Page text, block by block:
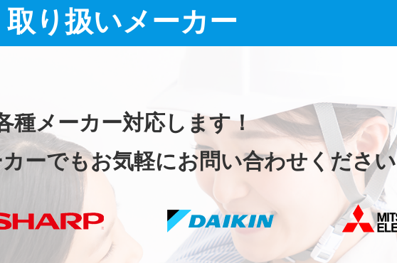
取り扱いメーカー
種メーカー対応します！
ーでもお気軽にお問い合わせください